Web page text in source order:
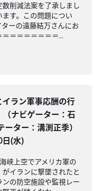
削減法案を了承しまし
す。この問題につい
ーの遠藤結万さんにお
＝＝＝＝＝＝＝...
イラン軍事応酬の行
ナビゲーター：石
ーター：溝渕正季）
日(水)
峡上空でアメリカ軍の
イランに撃墜されたと
の防空施設や監視レー